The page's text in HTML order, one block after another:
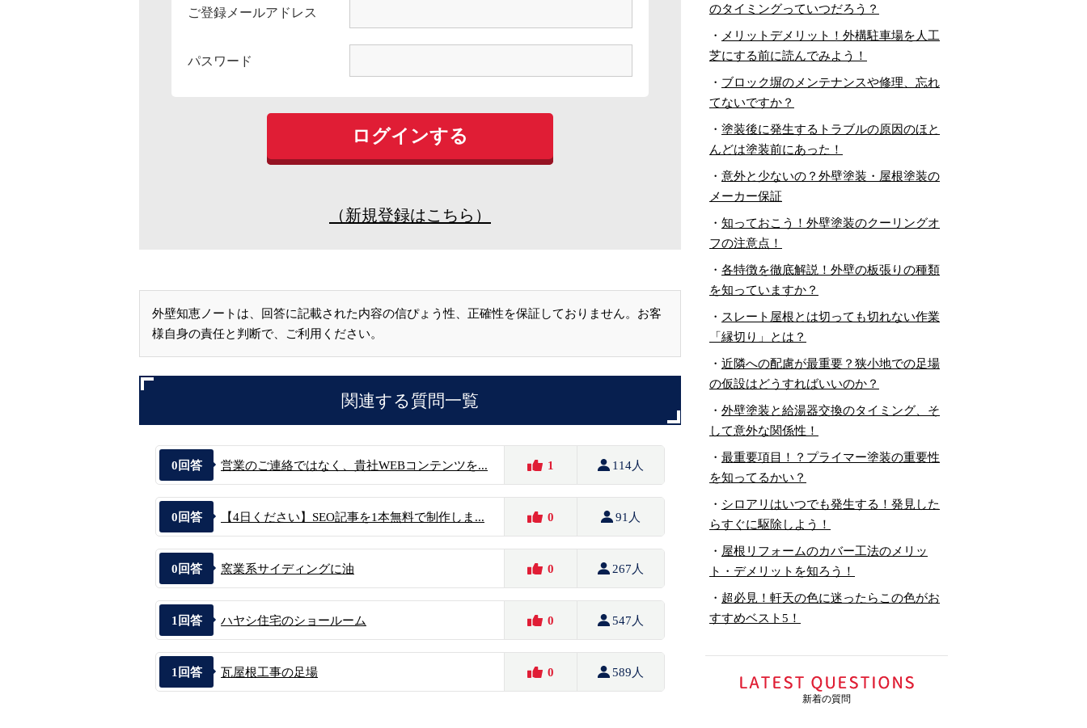
ご登録メールアドレス
パスワード
（新規登録はこちら）
外壁知恵ノートは、回答に記載された内容の信ぴょう性、正確性を保証しておりません。お客
様自身の責任と判断で、ご利用ください。
関連する質問一覧
0 回答 営業のご連絡ではなく、貴社WEBコンテンツを... 1 114人
0 回答 【4日ください】SEO記事を1本無料で制作しま... 0 91人
0 回答 窯業系サイディングに油 0 267人
1 回答 ハヤシ住宅のショールーム 0 547人
1 回答 瓦屋根工事の足場 0 589人
のタイミングっていつだろう？
・ メリットデメリット！外構駐車場を人工
芝にする前に読んでみよう！
・ ブロック塀のメンテナンスや修理、忘れ
てないですか？
・ 塗装後に発生するトラブルの原因のほと
んどは塗装前にあった！
・ 意外と少ないの？外壁塗装・屋根塗装の
メーカー保証
・ 知っておこう！外壁塗装のクーリングオ
フの注意点！
・ 各特徴を徹底解説！外壁の板張りの種類
を知っていますか？
・ スレート屋根とは切っても切れない作業
「縁切り」とは？
・ 近隣への配慮が最重要？狭小地での足場
の仮設はどうすればいいのか？
・ 外壁塗装と給湯器交換のタイミング、そ
して意外な関係性！
・ 最重要項目！？プライマー塗装の重要性
を知ってるかい？
・ シロアリはいつでも発生する！発見した
らすぐに駆除しよう！
・ 屋根リフォームのカバー工法のメリッ
ト・デメリットを知ろう！
・ 超必見！軒天の色に迷ったらこの色がお
すすめベスト5！
新着の質問